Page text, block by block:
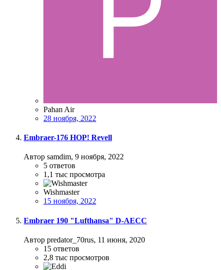
Pahan Air
28 ноября, 2022
Embraer-176 HOP! Revell
Автор samdim, 9 ноября, 2022
5 ответов
1,1 тыс просмотра
Wishmaster
15 ноября, 2022
Embraer 190 "Lufthansa" D-AECC
Автор predator_70rus, 11 июня, 2020
15 ответов
2,8 тыс просмотров